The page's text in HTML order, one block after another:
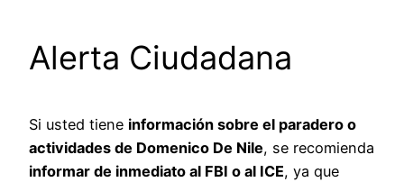
Alerta Ciudadana
Si usted tiene información sobre el paradero o
actividades de Domenico De Nile, se recomienda
informar de inmediato al FBI o al ICE, ya que